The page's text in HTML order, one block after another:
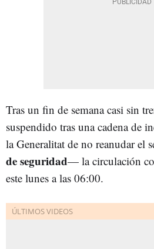
Tras un fin de semana casi sin
suspendido tras una cadena de
la Generalitat de no reanudar el
de seguridad— la circulación
este lunes a las 06:00.